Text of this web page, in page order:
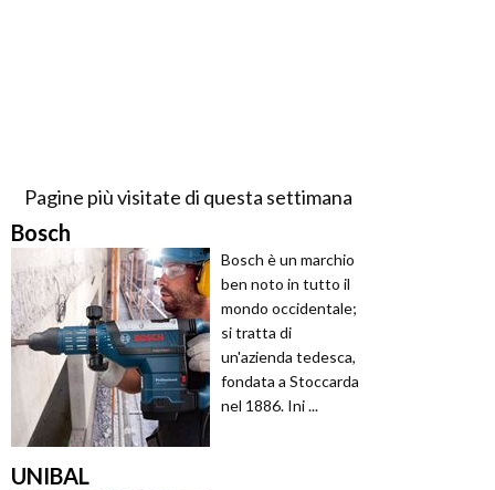
Pagine più visitate di questa settimana
Bosch
Bosch è un marchio
ben noto in tutto il
mondo occidentale;
si tratta di
un'azienda tedesca,
fondata a Stoccarda
nel 1886. Ini ...
UNIBAL